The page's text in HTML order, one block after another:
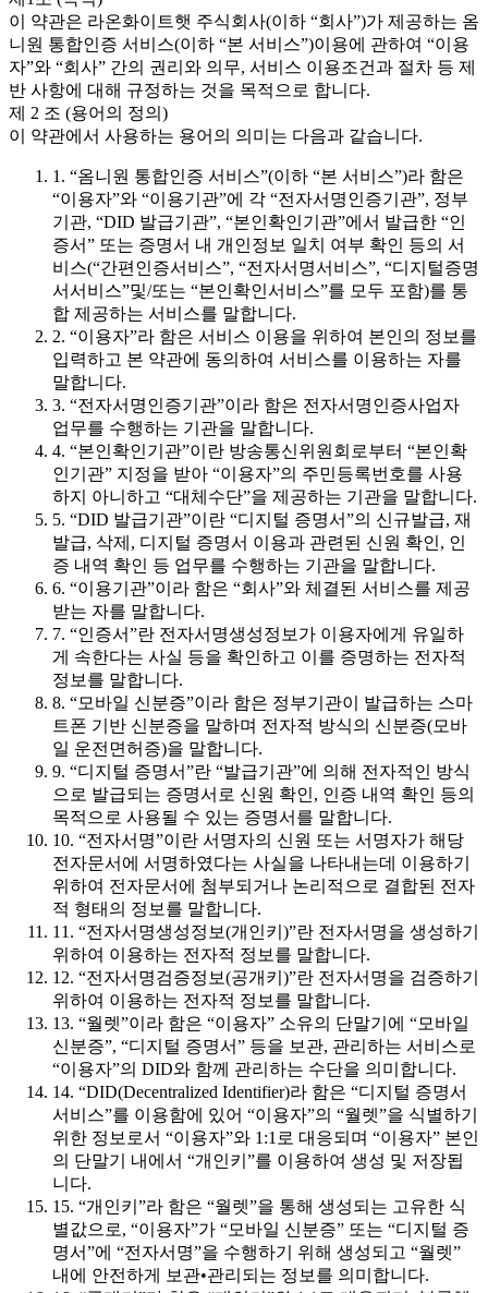
이 약관은 라온화이트햇 주식회사(이하 “회사”)가 제공하는 옴
니원 통합인증 서비스(이하 “본 서비스”)이용에 관하여 “이용
자”와 “회사” 간의 권리와 의무, 서비스 이용조건과 절차 등 제
반 사항에 대해 규정하는 것을 목적으로 합니다.
제 2 조 (용어의 정의)
이 약관에서 사용하는 용어의 의미는 다음과 같습니다.
1. “옴니원 통합인증 서비스”(이하 “본 서비스”)라 함은
“이용자”와 “이용기관”에 각 “전자서명인증기관”, 정부
기관, “DID 발급기관”, “본인확인기관”에서 발급한 “인
증서” 또는 증명서 내 개인정보 일치 여부 확인 등의 서
비스(“간편인증서비스”, “전자서명서비스”, “디지털증명
서서비스”및/또는 “본인확인서비스”를 모두 포함)를 통
합 제공하는 서비스를 말합니다.
2. “이용자”라 함은 서비스 이용을 위하여 본인의 정보를
입력하고 본 약관에 동의하여 서비스를 이용하는 자를
말합니다.
3. “전자서명인증기관”이라 함은 전자서명인증사업자
업무를 수행하는 기관을 말합니다.
4. “본인확인기관”이란 방송통신위원회로부터 “본인확
인기관” 지정을 받아 “이용자”의 주민등록번호를 사용
하지 아니하고 “대체수단”을 제공하는 기관을 말합니다.
5. “DID 발급기관”이란 “디지털 증명서”의 신규발급, 재
발급, 삭제, 디지털 증명서 이용과 관련된 신원 확인, 인
증 내역 확인 등 업무를 수행하는 기관을 말합니다.
6. “이용기관”이라 함은 “회사”와 체결된 서비스를 제공
받는 자를 말합니다.
7. “인증서”란 전자서명생성정보가 이용자에게 유일하
게 속한다는 사실 등을 확인하고 이를 증명하는 전자적
정보를 말합니다.
8. “모바일 신분증”이라 함은 정부기관이 발급하는 스마
트폰 기반 신분증을 말하며 전자적 방식의 신분증(모바
일 운전면허증)을 말합니다.
9. “디지털 증명서”란 “발급기관”에 의해 전자적인 방식
으로 발급되는 증명서로 신원 확인, 인증 내역 확인 등의
목적으로 사용될 수 있는 증명서를 말합니다.
10. “전자서명”이란 서명자의 신원 또는 서명자가 해당
전자문서에 서명하였다는 사실을 나타내는데 이용하기
위하여 전자문서에 첨부되거나 논리적으로 결합된 전자
적 형태의 정보를 말합니다.
11. “전자서명생성정보(개인키)”란 전자서명을 생성하기
위하여 이용하는 전자적 정보를 말합니다.
12. “전자서명검증정보(공개키)”란 전자서명을 검증하기
위하여 이용하는 전자적 정보를 말합니다.
13. “월렛”이라 함은 “이용자” 소유의 단말기에 “모바일
신분증”, “디지털 증명서” 등을 보관, 관리하는 서비스로
“이용자”의 DID와 함께 관리하는 수단을 의미합니다.
14. “DID(Decentralized Identifier)라 함은 “디지털 증명서
서비스”를 이용함에 있어 “이용자”의 “월렛”을 식별하기
위한 정보로서 “이용자”와 1:1로 대응되며 “이용자” 본인
의 단말기 내에서 “개인키”를 이용하여 생성 및 저장됩
니다.
15. “개인키”라 함은 “월렛”을 통해 생성되는 고유한 식
별값으로, “이용자”가 “모바일 신분증” 또는 “디지털 증
명서”에 “전자서명”을 수행하기 위해 생성되고 “월렛”
내에 안전하게 보관•관리되는 정보를 의미합니다.